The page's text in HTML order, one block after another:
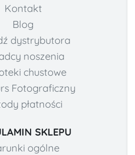
Kontakt
Blog
dystrybutora
noszenia
chustowe
Fotograficzny
płatności
SKLEPU
ogólne